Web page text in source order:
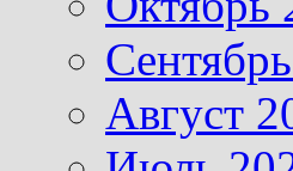
Август